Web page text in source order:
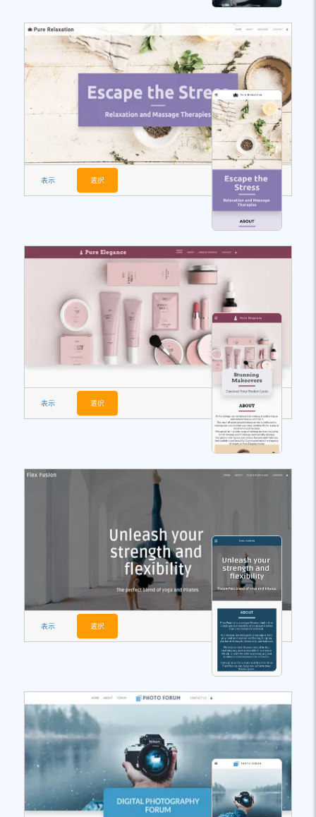
表示 選択
表示 選択
表示 選択